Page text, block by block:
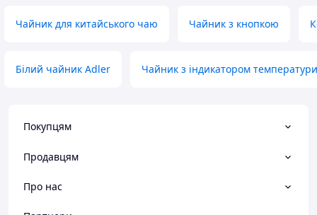
Чайник для китайського чаю Чайник з кнопкою
Білий чайник Adler Чайник з індикатором
Покупцям
Продавцям
Про нас